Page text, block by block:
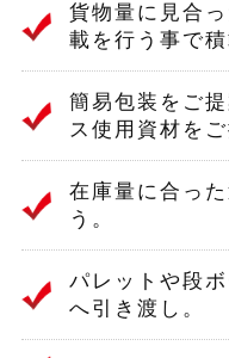
貨物量に見合
載を行う事で積
簡易包装をご
ス使用資材をご
在庫量に合っ
う。
パレットや段
へ引き渡し。